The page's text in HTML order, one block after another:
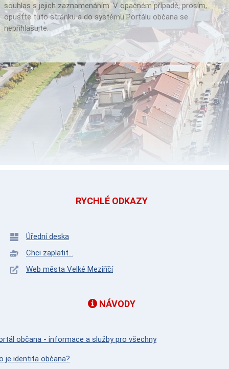
souhlas s jejich zaznamenáním. V opačném případě, prosím,
opusťte tuto stránku a do systému Portálu občana se
nepřihlašujte.
RYCHLÉ ODKAZY
Úřední deska
Chci zaplatit...
Web města Velké Meziříčí
NÁVODY
občana - informace a služby pro všechny
je identita občana?